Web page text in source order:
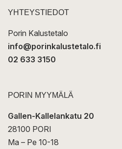
t
YHTEYSTIEDOT
Porin Kalustetalo
info@porinkalustetalo.fi
02 633 3150
PORIN MYYMÄLÄ
Gallen-Kallelankatu 20
28100 PORI
Ma – Pe 10-18